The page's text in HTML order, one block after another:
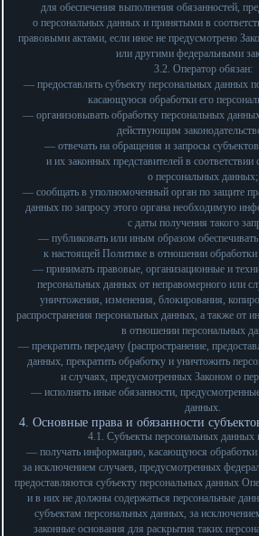
для обеспечения выполнения обязанностей,
о персональных данных и принятыми в
правовыми актами, если иное не предусмотрено
или другими федеральными
3.2. Оператор обязан:
— предоставлять субъекту персональных данных
касающуюся обработки его
— организовывать обработку персональных
действующим
— отвечать на обращения и запросы
и их законных представителей в соответствии
о персональных данных;
— сообщать в уполномоченный орган по защите
данных по запросу этого органа необходимую
с даты получения такого
— публиковать или иным образом
к настоящей Политике в отношении
— принимать правовые, организационные и
персональных данных от неправомерного или
уничтожения, изменения, блокирования,
распространения персональных данных, а также от
в отношении персональных
— прекратить передачу (распространение,
данных, прекратить обработку и уничтожить
и случаях, предусмотренных Законом о
— исполнять иные обязанности,
данных.
4. Основные права и обязанности
4.1. Субъекты персональных данных
— получать информацию, касающуюся обработки
за исключением случаев, предусмотренных
предоставляются субъекту персональных данных
и в них не должны содержаться персональные
субъектам персональных данных, за
законные основания для раскрытия таких